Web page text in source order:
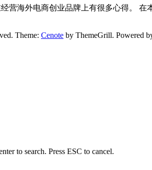
营海外电商创业品牌上有很多心得。
Theme: Cenote by ThemeGrill. Powered
to search. Press ESC to cancel.